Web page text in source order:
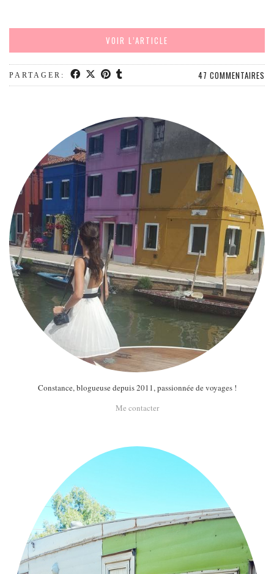
PAYS BAS
RÉPUBLIQUE TCHÈQUE
ARTICLES PRATIQUES
MON PROGRAMME DE YOGA EN LIGNE
AUTRES CATÉGORIES
MODE
BEAUTÉ
DIVERSES BOX
DIY
LIFESTYLE
ME CONTACTER
A PROPOS
PARUTIONS ET PARTENARIATS
VOIR L’ARTICLE
PARTAGER: 47 COMMENTAIRES
Constance, blogueuse depuis 2011, passionnée de voyages !
Me contacter